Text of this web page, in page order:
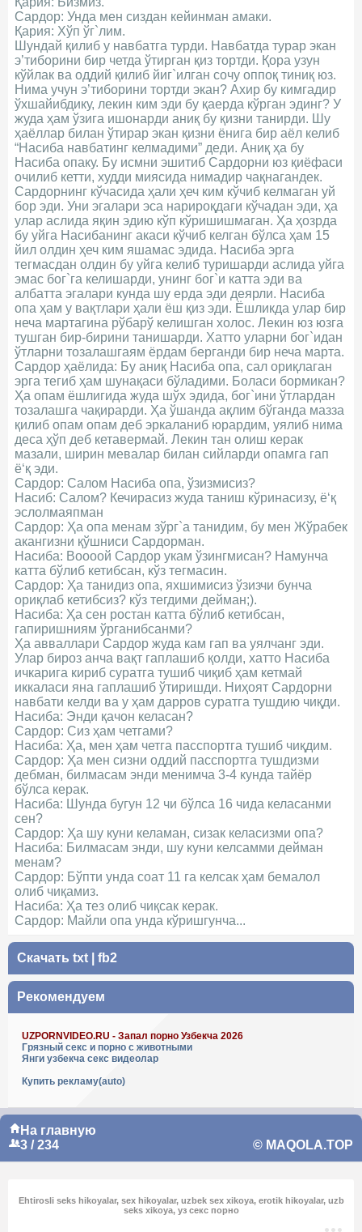
Сардор: Унда мен сиздан кейинман амаки.
Қария: Хўп ўг`лим.
Шундай қилиб у навбатга турди. Навбатда турар экан
э’тиборини бир четда ўтирган қиз тортди. Қора узун
кўйлак ва оддий қилиб йиг`илган сочу оппоқ тиниқ юз.
Нима учун э’тиборини тортди экан? Ахир бу кимгадир
ўхшайибдику, лекин ким эди бу қаерда кўрган эдинг? У
жуда ҳам ўзига ишонарди аниқ бу қизни танирди. Шу
ҳаёллар билан ўтирар экан қизни ёнига бир аёл келиб
“Насиба навбатинг келмадими” деди. Аниқ ҳа бу
Насиба опаку. Бу исмни эшитиб Сардорни юз қиёфаси
очилиб кетти, худди миясида нимадир чақнагандек.
Сардорнинг кўчасида ҳали ҳеч ким кўчиб келмаган уй
бор эди. Уни эгалари эса нарироқдаги кўчадан эди, ҳа
улар аслида яқин эдию кўп кўришишмаган. Ҳа ҳозрда
бу уйга Насибанинг акаси кўчиб келган бўлса ҳам 15
йил олдин ҳеч ким яшамас эдида. Насиба эрга
тегмасдан олдин бу уйга келиб туришарди аслида уйга
эмас бог`га келишарди, унинг бог`и катта эди ва
албатта эгалари кунда шу ерда эди деярли. Насиба
опа ҳам у вақтлари ҳали ёш қиз эди. Ёшликда улар бир
неча мартагина рўбарў келишган холос. Лекин юз юзга
тушган бир-бирини танишарди. Хатто уларни бог`идан
ўтларни тозалашгаям ёрдам берганди бир неча марта.
Сардор ҳаёлида: Бу аниқ Насиба опа, сал ориқлаган
эрга тегиб ҳам шунақаси бўладими. Боласи бормикан?
Ҳа опам ёшлигида жуда шўх эдида, бог`ини ўтлардан
тозалашга чақирарди. Ҳа ўшанда ақлим бўганда мазза
қилиб опам опам деб эркаланиб юрардим, уялиб нима
деса ҳўп деб кетавермай. Лекин тан олиш керак
мазали, ширин мевалар билан сийларди опамга гап
ё‘қ эди.
Сардор: Салом Насиба опа, ўзизмисиз?
Насиб: Салом? Кечирасиз жуда таниш кўринасизу, ё‘қ
эслолмаяпман
Сардор: Ҳа опа менам зўрг`а танидим, бу мен Жўрабек
акангизни қўшниси Сардорман.
Насиба: Воооой Сардор укам ўзингмисан? Намунча
катта бўлиб кетибсан, кўз тегмасин.
Сардор: Ҳа танидиз опа, яхшимисиз ўзизчи бунча
ориқлаб кетибсиз? кўз тегдими дейман;).
Насиба: Ҳа сен ростан катта бўлиб кетибсан,
гапиришниям ўрганибсанми?
Ҳа авваллари Сардор жуда кам гап ва уялчанг эди.
Улар бироз анча вақт гаплашиб қолди, хатто Насиба
ичкарига кириб суратга тушиб чиқиб ҳам кетмай
иккаласи яна гаплашиб ўтиришди. Ниҳоят Сардорни
навбати келди ва у ҳам дарров суратга тушдию чиқди.
Насиба: Энди қачон келасан?
Сардор: Сиз ҳам четгами?
Насиба: Ҳа, мен ҳам четга пасспортга тушиб чиқдим.
Сардор: Ҳа мен сизни оддий пасспортга тушдизми
дебман, билмасам энди менимча 3-4 кунда тайёр
бўлса керак.
Насиба: Шунда бугун 12 чи бўлса 16 чида келасанми
сен?
Сардор: Ҳа шу куни келаман, сизак келасизми опа?
Насиба: Билмасам энди, шу куни келсамми дейман
менам?
Сардор: Бўпти унда соат 11 га келсак ҳам бемалол
олиб чиқамиз.
Насиба: Ҳа тез олиб чиқсак керак.
Сардор: Майли опа унда кўришгунча...
Скачать txt fb2
Рекомендуем
UZPORNVIDEO.RU - Запал порно Узбекча 2026
Грязный секс и порно с животными
Янги узбекча секс видеолар
Купить рекламу(auto)
На главную
3 / 234
© MAQOLA.TOP
Ehtirosli seks hikoyalar, sex hikoyalar, uzbek sex xikoya, erotik hikoyalar, uzb
seks xikoya, уз секс порно